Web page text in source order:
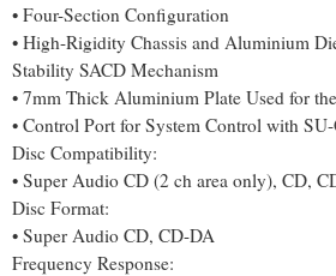
• Four-Section Configuration
• High-Rigidity Chassis and Aluminium
Stability SACD Mechanism
• 7mm Thick Aluminium Plate Used for
• Control Port for System Control with
Disc Compatibility:
• Super Audio CD (2 ch area only), CD,
Disc Format:
• Super Audio CD, CD-DA
Frequency Response: